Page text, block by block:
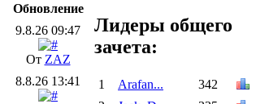
Обновление
9.8.26 09:47
От ZAZ
8.8.26 13:41
Лидеры общего
зачета:
1 Arafan...
342